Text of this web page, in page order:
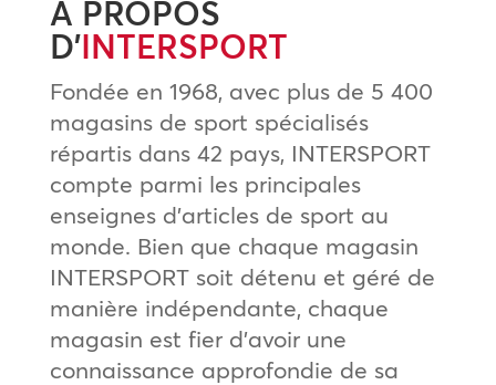
À PROPOS
D’INTERSPORT
Fondée en 1968, avec plus de 5 400
magasins de sport spécialisés
répartis dans 42 pays, INTERSPORT
compte parmi les principales
enseignes d’articles de sport au
monde. Bien que chaque magasin
INTERSPORT soit détenu et géré de
manière indépendante, chaque
magasin est fier d’avoir une
connaissance approfondie de sa